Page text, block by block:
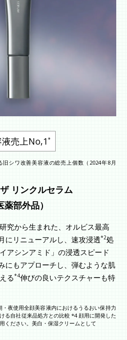
売上No,1 *
シワ改善美容液の総売上個数（2024年8月
リンクルセラム
薬部外品）
究から生まれた、オルビス最高
にリニューアルし、速攻浸透*2処
アシンアミド」の浸透スピード
にもアプローチし、弾むような肌
る*4伸びの良いテクスチャーも特
夜使用全顔美容液内におけるうるおい保持力
る自社従来品処方との比較 *4 顔用に開発した
ください。美白・保湿クリームとして